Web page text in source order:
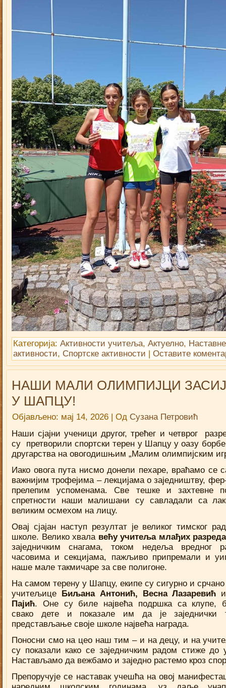
Категорија: Активности учитеља, Актуелно, Наставне
активности, Спортске активности | Оставите
НАШИ МАЛИ ОЛИМПИЈЦИ
У ШАПЦУ!
Објављено: мај 14, 2026 | Од Сузана Петровић
Наши сјајни ученици другог, трећег и четврог
су претворили спортски терен у Шапцу у оазу
другарства на овогодишњим „Малим олимпијским
Иако овога пута нисмо донели пехаре, враћамо се
важнијим трофејима – лекцијама о заједништву,
прелепим успоменама. Све тешке и захтевне
спретности наши малишани су савладали са
великим осмехом на лицу.
Овај сјајан наступ резултат је великог тимског
школе. Велико хвала већу учитеља млађих разреда
заједничким снагама, током недеља вредног
часовима и секцијама, пажљиво припремали и
наше мале такмичаре за све полигоне.
На самом терену у Шапцу, екипе су сигурно и
учитељице Биљана Антонић, Весна Лазаревић
Пајић. Оне су биле највећа подршка са клупе,
свако дете и показале им да је заједнички
представљање своје школе највећа награда.
Поносни смо на цео наш тим – и на децу, и на
су показали како се заједничким радом стиже до
Настављамо да вежбамо и заједно растемо кроз
Препоручује се наставак учешћа на овој